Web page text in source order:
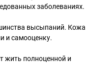
заболеваниях.
высыпаний. Кожа
и самооценку.
жить полноценной и